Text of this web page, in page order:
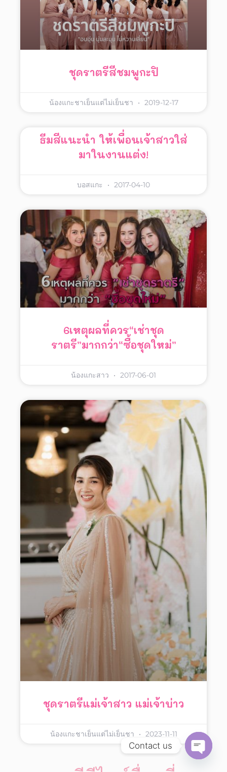
ชุดราตรีสีชมพูกะปิ
น้องแกะชาเย็นแต่ไม่เย็นชา 2019-12-17
ธีมสีแนะนำ ให้เพื่อนเจ้าสาวใส่
มาในงานแต่ง!
บอสแกะ 2017-04-10
6เหตุผลที่ควร“เช่าชุด
ราตรี”มากกว่า“ซื้อชุดใหม่”
น้องแกะสาว 2017-06-01
ชุดราตรีแม่เจ้าสาว แม่เจ้าบ่าว
น้องแกะชาเย็นแต่ไม่เย็นชา 2023-11-11
Contact us